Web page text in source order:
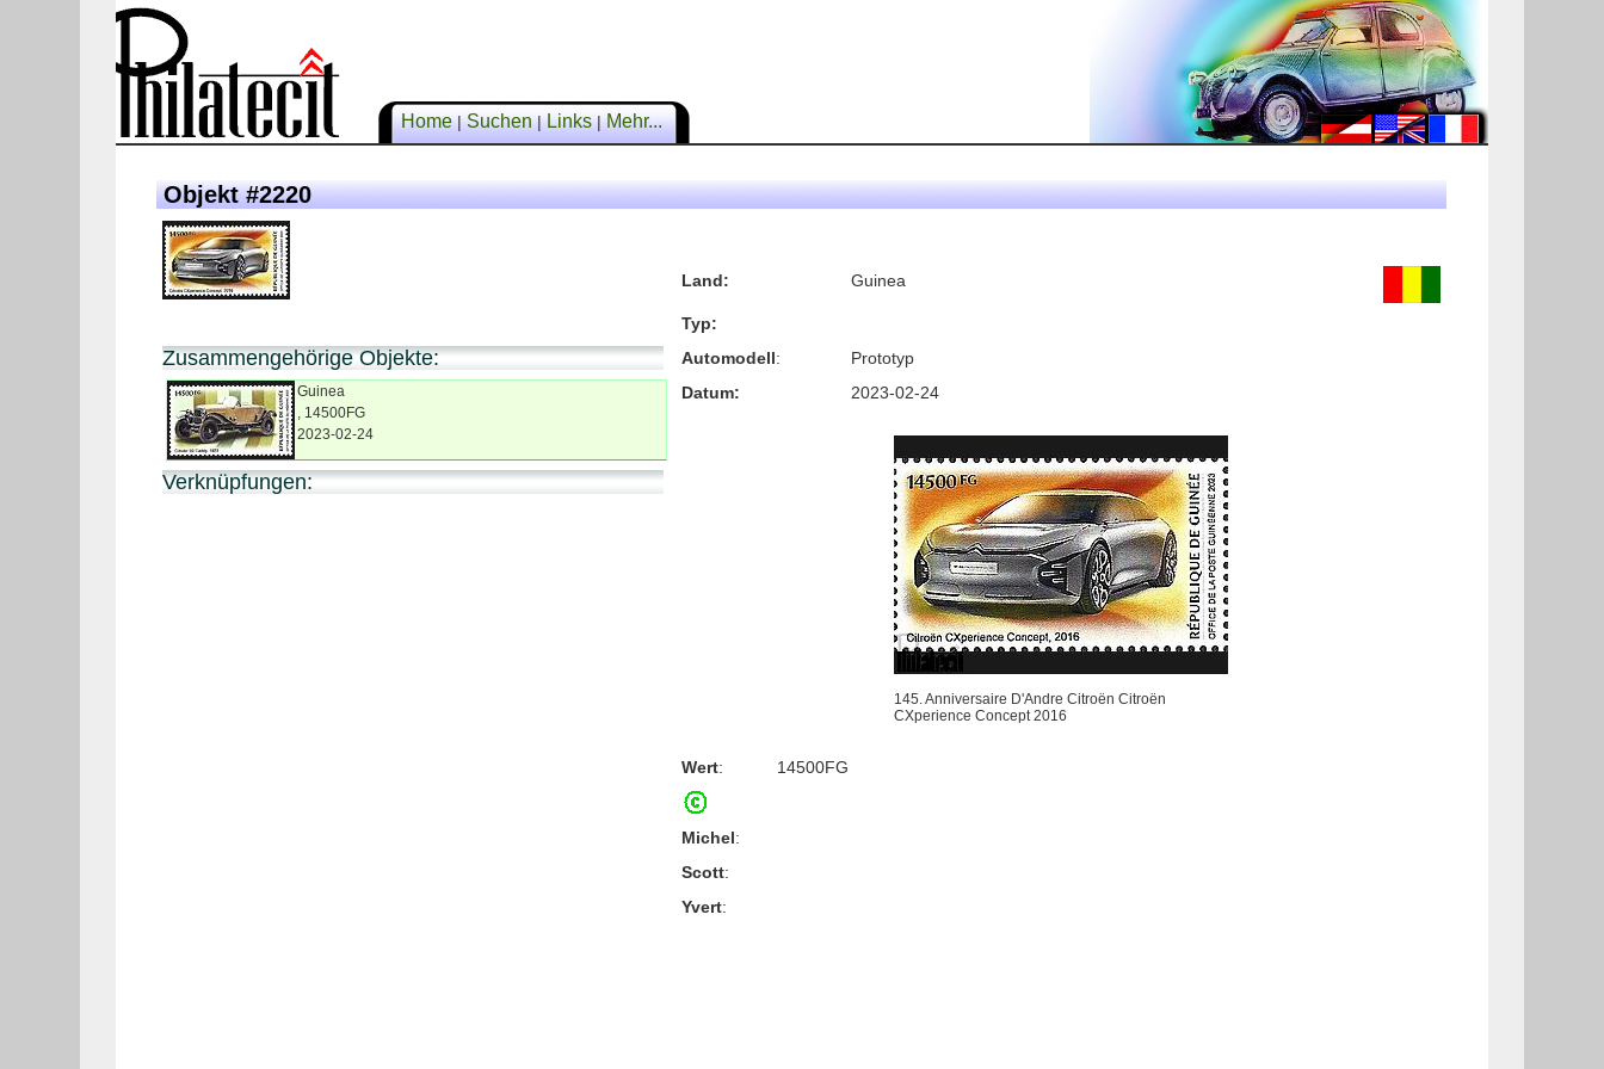
Home|Suchen|Links|Mehr...
Objekt #2220
Zusammengehörige Objekte:
Guinea
, 14500FG
2023-02-24
Verknüpfungen:
Land: Guinea
Typ:
Automodell:
Prototyp
Datum:
2023-02-24
145. Anniversaire D'Andre Citroën Citroën
CXperience Concept 2016
Wert: 14500FG
Michel:
Scott:
Yvert: